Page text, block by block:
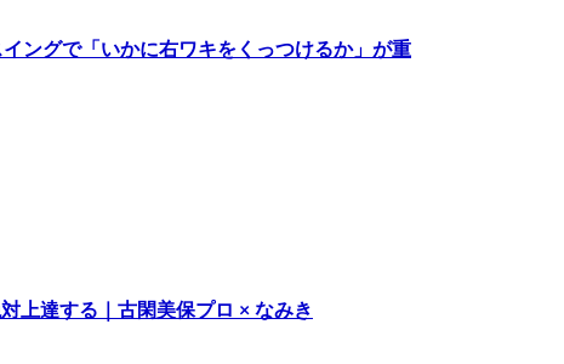
ングで「いかに右ワキをくっつけるか」が重
上達する｜古閑美保プロ × なみき